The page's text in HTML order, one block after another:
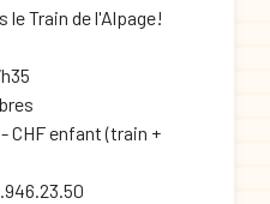
le Train de l'Alpage!
CHF enfant (train +